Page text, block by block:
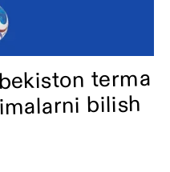
terma
bilish